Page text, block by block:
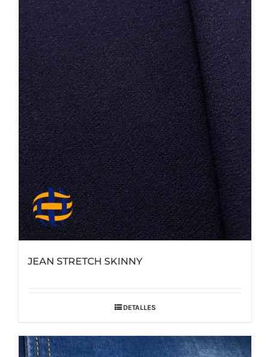
JEAN STRETCH SKINNY
DETALLES